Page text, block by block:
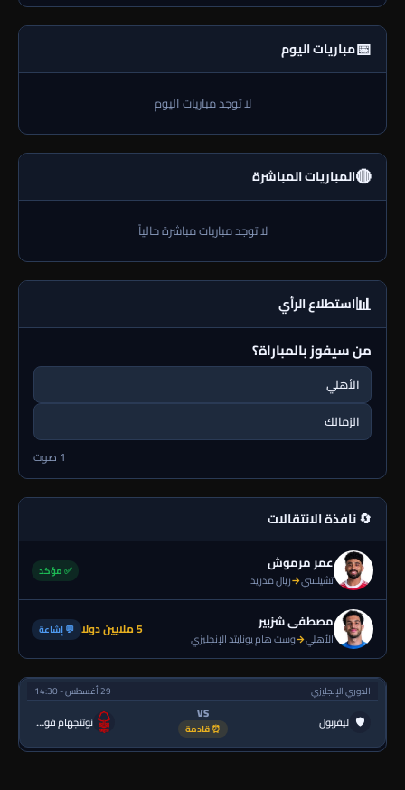
📅مباريات اليوم
لا توجد مباريات اليوم
🔴المباريات المباشرة
لا توجد مباريات مباشرة حالياً
📊استطلاع الرأي
من سيفوز بالمباراة؟
الأهلي
الزمالك
1 صوت
🔄 نافذة الانتقالات
عمر مرموش
تشيلسي→ريال مدريد
✅ مؤكد
مصطفى شزبير
الأهلي→وست هام يونايتد الإنجليزي 5 ملايين دولا 💬 إشاعة
الدوري الإنجليزي 29 أغسطس - 14:30
🛡 ليفربول VS
⏰ قادمة نوتنجهام فورست